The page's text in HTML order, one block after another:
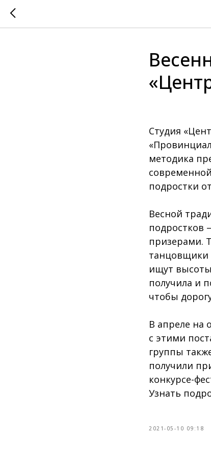
Студия
методика
подростки
Весной
подростков
призерами.
танцовщики
ищут
получила и
чтобы
В апреле на
с этими
группы
получили
конкурсе-
Узнать
2021-05-10 09:18